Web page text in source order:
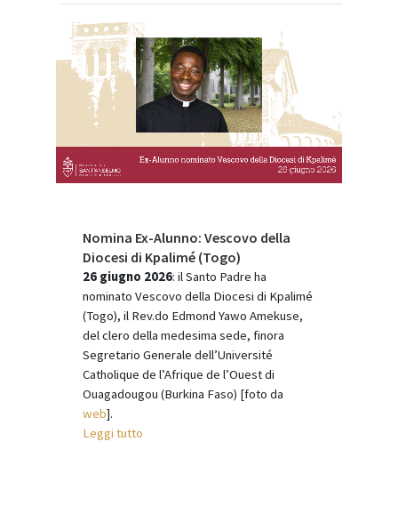
Nomina Ex-Alunno: Vescovo della
Diocesi di Kpalimé (Togo)
26 giugno 2026: il Santo Padre ha
nominato Vescovo della Diocesi di Kpalimé
(Togo), il Rev.do Edmond Yawo Amekuse,
del clero della medesima sede, finora
Segretario Generale dell’Université
Catholique de l’Afrique de l’Ouest di
Ouagadougou (Burkina Faso) [foto da
web].
Leggi tutto